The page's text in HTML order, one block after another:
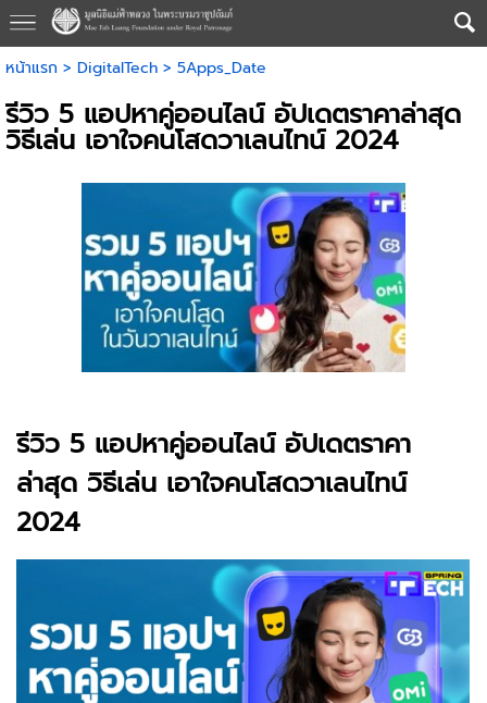
หน้าแรก > DigitalTech> 5Apps_Date
รีวิว 5 แอปหาคู่ออนไลน์ อัปเดตราคาล่าสุด
วิธีเล่น เอาใจคนโสดวาเลนไทน์ 2024
รีวิว 5 แอปหาคู่ออนไลน์ อัปเดตราคา
ล่าสุด วิธีเล่น เอาใจคนโสดวาเลนไทน์
2024